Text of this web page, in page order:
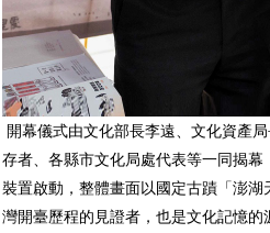
開幕儀式由文化部長李遠、文化資產
存者、各縣市文化局處代表等一同揭
裝置啟動，整體畫面以國定古蹟「澎
灣開臺歷程的見證者，也是文化記憶